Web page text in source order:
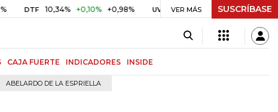
DTF 10,34% +0,10% +0,98% UVR $ 416,91 +$ 0,05 +0,01%
VER MÁS SUSCRÍBASE
CAJA FUERTE INDICADORES INSIDE
ABELARDO DE LA ESPRIELLA